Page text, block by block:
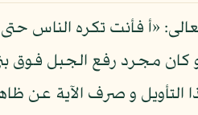
كان مجرد رفع الجبل فوق
و صرف الآية عن